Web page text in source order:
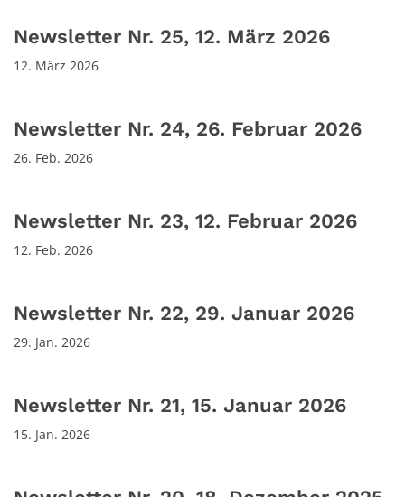
Newsletter Nr. 25, 12. März 2026
12. März 2026
Newsletter Nr. 24, 26. Februar 2026
26. Feb. 2026
Newsletter Nr. 23, 12. Februar 2026
12. Feb. 2026
Newsletter Nr. 22, 29. Januar 2026
29. Jan. 2026
Newsletter Nr. 21, 15. Januar 2026
15. Jan. 2026